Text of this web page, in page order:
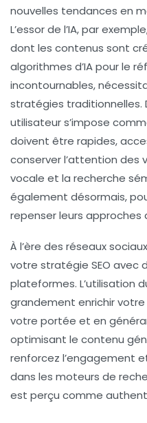
nouvelles tendances en
L’essor de l’IA, par
dont les contenus sont
algorithmes d’IA pour le
incontournables,
stratégies traditionnelles.
utilisateur s’impose
doivent être rapides,
conserver l’attention des
vocale et la recherche
également désormais,
repenser leurs
À l’ère des réseaux
votre stratégie SEO avec
plateformes. L’utilisation
grandement enrichir
votre portée et en
optimisant le contenu
renforcez l’engagement
dans les moteurs de
est perçu comme